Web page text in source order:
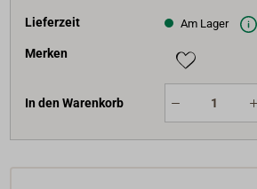
Lieferzeit Am Lager
Merken
In den Warenkorb